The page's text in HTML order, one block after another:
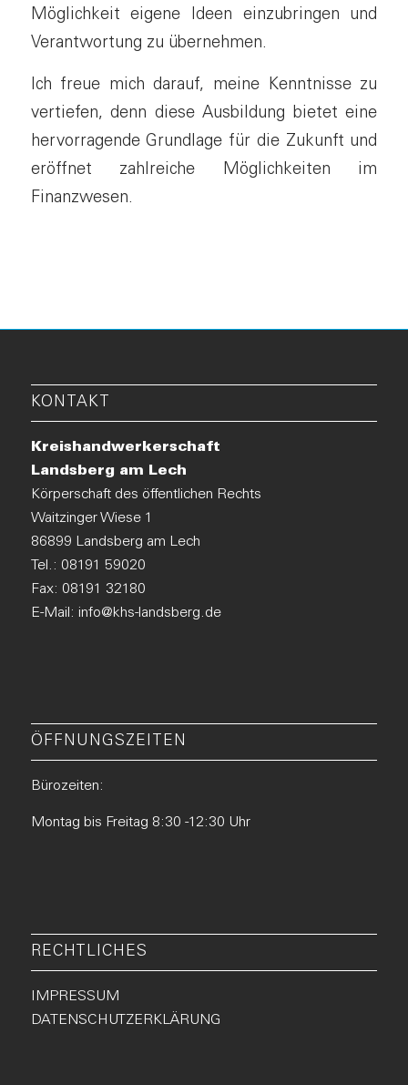
Möglichkeit eigene Ideen einzubringen und
Verantwortung zu übernehmen.
Ich freue mich darauf, meine Kenntnisse zu
vertiefen, denn diese Ausbildung bietet eine
hervorragende Grundlage für die Zukunft und
eröffnet zahlreiche Möglichkeiten im
Finanzwesen.
KONTAKT
Kreishandwerkerschaft
Landsberg am Lech
Körperschaft des öffentlichen Rechts
Waitzinger Wiese 1
86899 Landsberg am Lech
Tel.: 08191 59020
Fax: 08191 32180
E-Mail: info@khs-landsberg.de
ÖFFNUNGSZEITEN
Bürozeiten:
Montag bis Freitag 8:30 -12:30 Uhr
RECHTLICHES
IMPRESSUM
DATENSCHUTZERKLÄRUNG